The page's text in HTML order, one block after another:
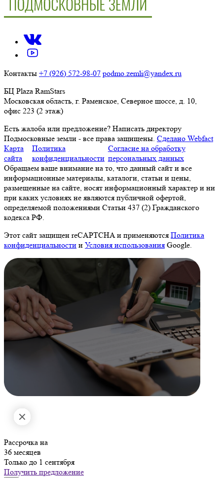
Контакты +7 (926) 572-98-07 podmo.zemli@yandex.ru
БЦ Plaza RamStars
Московская область, г. Раменское, Северное шоссе, д. 10,
офис 223 (2 этаж)
Есть жалоба или предложение? Написать директору
Подмосковные земли - все права защищены. Сделано Webfact
Карта
сайта
Политика
конфиденциальности
Согласие на обработку
персональных данных
Обращаем ваше внимание на то, что данный сайт и все
информационные материалы, каталоги, статьи и цены,
размещенные на сайте, носят информационный характер и ни
при каких условиях не являются публичной офертой,
определяемой положениями Статьи 437 (2) Гражданского
кодекса РФ.
Этот сайт защищен reCAPTCHA и применяются Политика
конфиденциальности и Условия использования Google.
Рассрочка на
36 месяцев
Только до 1 сентября
Получить предложение